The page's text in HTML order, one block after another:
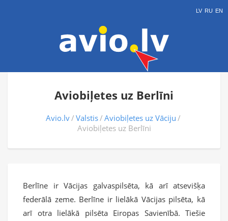
LV RU EN
Aviobiļetes uz Berlīni
Avio.lv Valstis Aviobiļetes uz Vāciju
Aviobiļetes uz Berlīni
Berlīne ir Vācijas galvaspilsēta, kā arī atsevišķa
federālā zeme. Berlīne ir lielākā Vācijas pilsēta, kā
arī otra lielākā pilsēta Eiropas Savienībā. Tiešie